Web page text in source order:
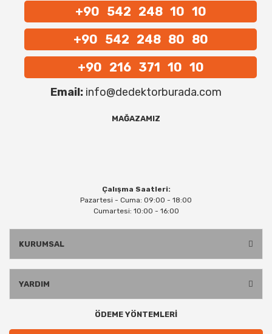
+90 542 248 10 10
+90 542 248 80 80
+90 216 371 10 10
Email: info@dedektorburada.com
MAĞAZAMIZ
Çalışma Saatleri:
Pazartesi - Cuma: 09:00 - 18:00
Cumartesi: 10:00 - 16:00
KURUMSAL
YARDIM
ÖDEME YÖNTEMLERİ